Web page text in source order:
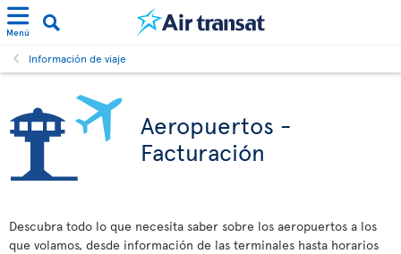
Menú
Información de viaje
Aeropuertos -
Facturación
Descubra todo lo que necesita saber sobre los aeropuertos a los
que volamos, desde información de las terminales hasta horarios